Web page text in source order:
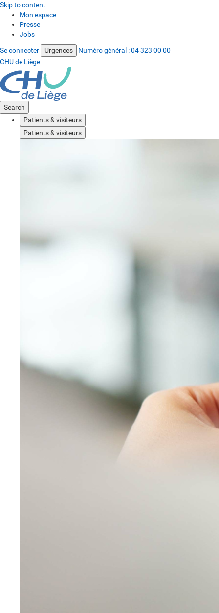
Skip to content
Mon espace
Presse
Jobs
Se connecter Urgences Numéro général :04 323 00 00
CHU de Liège
Search
Patients & visiteurs
Patients & visiteurs